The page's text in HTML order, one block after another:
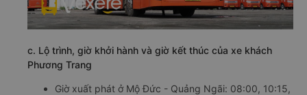
c. Lộ trình, giờ khởi hành và giờ kết thúc của xe khách
Phương Trang
Giờ xuất phát ở Mộ Đức - Quảng Ngãi: 08:00, 10:15,